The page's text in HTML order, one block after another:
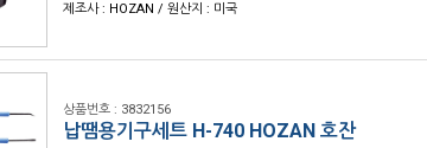
제조사 : HOZAN / 원산지 : 미국
상품번호 : 3832156
납땜용기구세트 H-740 HOZAN 호잔